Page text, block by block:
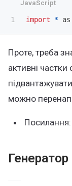
import * as
Проте, треба
активні частки
можно
Посилання: